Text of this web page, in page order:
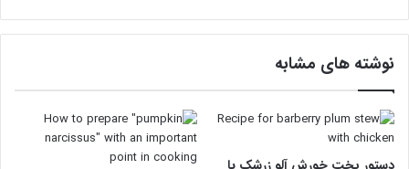
ن
ی
س
ا
ل
ی
ر
ا
ز
ا
نوشته های مشابه
دستور پخت خورش آلو زرشک با